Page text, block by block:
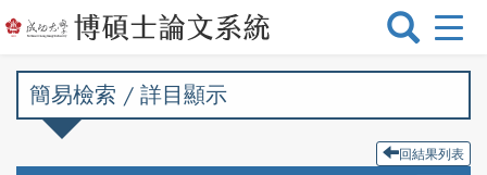
選
切
簡易檢索 / 詳目顯示
回結果列表